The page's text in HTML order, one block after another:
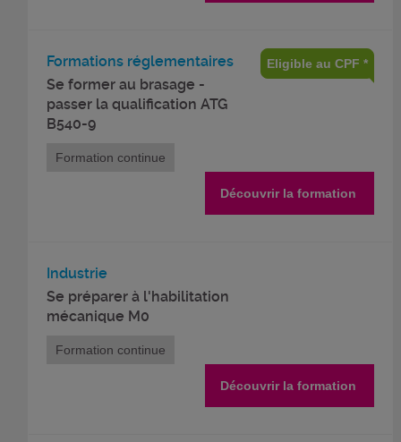
Formations réglementaires
Se former au brasage -
passer la qualification ATG
B540-9
Eligible au CPF *
Formation continue
Découvrir la formation
Industrie
Se préparer à l'habilitation
mécanique M0
Formation continue
Découvrir la formation